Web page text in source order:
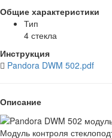
Общие характеристики
Тип
4 стекла
Инструкция
Pandora DWM 502.pdf
Описание
Модуль контроля